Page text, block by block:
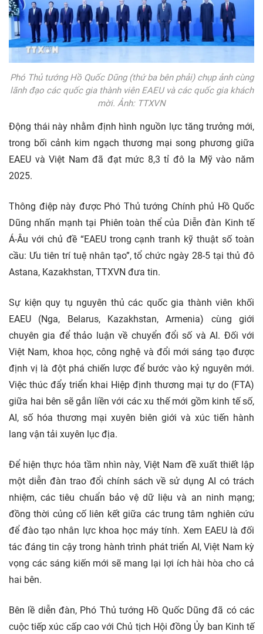
Phó Thủ tướng Hồ Quốc Dũng (thứ ba bên phải) chụp ảnh cùng
lãnh đạo các quốc gia thành viên EAEU và các quốc gia khách
mời. Ảnh: TTXVN
Động thái này nhằm định hình nguồn lực tăng trưởng mới,
trong bối cảnh kim ngạch thương mại song phương giữa
EAEU và Việt Nam đã đạt mức 8,3 tỉ đô la Mỹ vào năm
2025.
Thông điệp này được Phó Thủ tướng Chính phủ Hồ Quốc
Dũng nhấn mạnh tại Phiên toàn thể của Diễn đàn Kinh tế
Á-Âu với chủ đề “EAEU trong cạnh tranh kỹ thuật số toàn
cầu: Ưu tiên trí tuệ nhân tạo”, tổ chức ngày 28-5 tại thủ đô
Astana, Kazakhstan, TTXVN đưa tin.
Sự kiện quy tụ nguyên thủ các quốc gia thành viên khối
EAEU (Nga, Belarus, Kazakhstan, Armenia) cùng giới
chuyên gia để thảo luận về chuyển đổi số và AI. Đối với
Việt Nam, khoa học, công nghệ và đổi mới sáng tạo được
định vị là đột phá chiến lược để bước vào kỷ nguyên mới.
Việc thúc đẩy triển khai Hiệp định thương mại tự do (FTA)
giữa hai bên sẽ gắn liền với các xu thế mới gồm kinh tế số,
AI, số hóa thương mại xuyên biên giới và xúc tiến hành
lang vận tải xuyên lục địa.
Để hiện thực hóa tầm nhìn này, Việt Nam đề xuất thiết lập
một diễn đàn trao đổi chính sách về sử dụng AI có trách
nhiệm, các tiêu chuẩn bảo vệ dữ liệu và an ninh mạng;
đồng thời củng cố liên kết giữa các trung tâm nghiên cứu
để đào tạo nhân lực khoa học máy tính. Xem EAEU là đối
tác đáng tin cậy trong hành trình phát triển AI, Việt Nam kỳ
vọng các sáng kiến mới sẽ mang lại lợi ích hài hòa cho cả
hai bên.
Bên lề diễn đàn, Phó Thủ tướng Hồ Quốc Dũng đã có các
cuộc tiếp xúc cấp cao với Chủ tịch Hội đồng Ủy ban Kinh tế